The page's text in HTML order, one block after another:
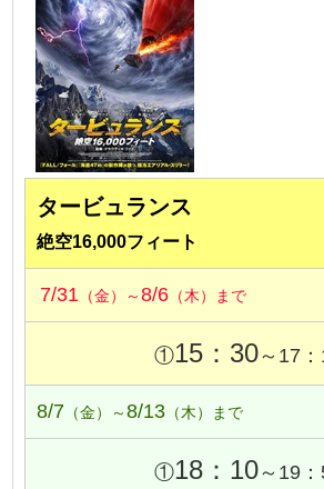
タービュランス
絶空16,000フィート
7/31 （金）～8/6 （木）まで
①15：30～17
8/7 （金）～8/13 （木）まで
①18：10～19